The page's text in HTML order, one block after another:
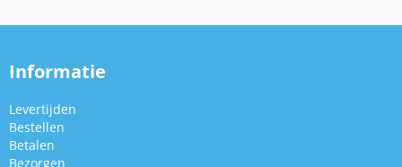
Informatie
Levertijden
Bestellen
Betalen
Bezorgen